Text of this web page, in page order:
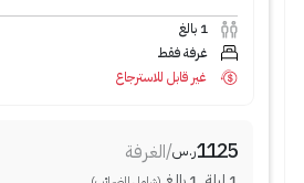
1 بالغ
غرفة فقط
غير قابل للاسترجاع
1125ر.س/الغرفة